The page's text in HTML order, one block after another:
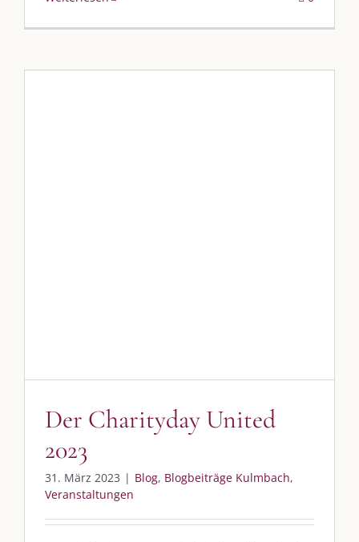
Der Charityday United
2023
31. März 2023 | Blog, Blogbeiträge Kulmbach,
Veranstaltungen